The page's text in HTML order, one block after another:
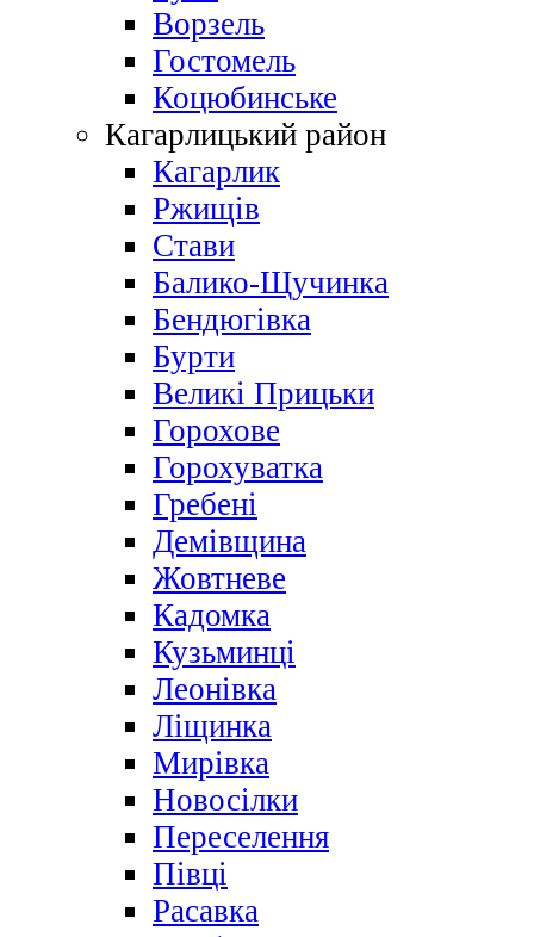
Ворзель
Гостомель
Коцюбинське
Кагарлицький район
Кагарлик
Ржищів
Стави
Балико-Щучинка
Бендюгівка
Бурти
Великі Прицьки
Горохове
Горохуватка
Гребені
Демівщина
Жовтневе
Кадомка
Кузьминці
Леонівка
Ліщинка
Мирівка
Новосілки
Переселення
Півці
Расавка